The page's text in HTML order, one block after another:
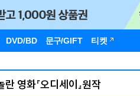
DVD/BD 문구/GIFT 티켓